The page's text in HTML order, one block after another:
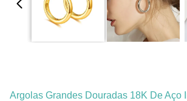
Argolas Grandes Douradas 18K De Aço